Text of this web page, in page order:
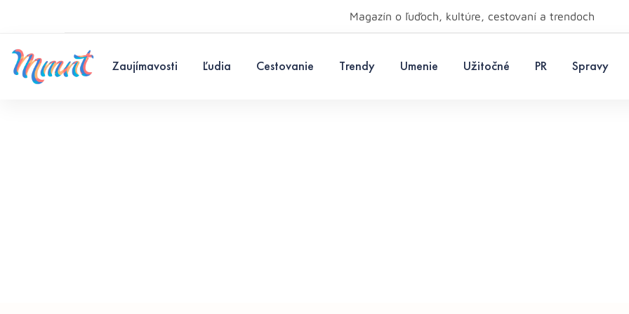
Magazín o ľuďoch, kultúre, cestovaní a trendoch
Zaujímavosti Ľudia Cestovanie Trendy Umenie Užitočné PR Spravy